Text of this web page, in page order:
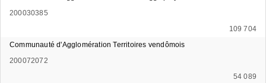
200030385
109 704
Communauté d'Agglomération Territoires vendômois
200072072
54 089